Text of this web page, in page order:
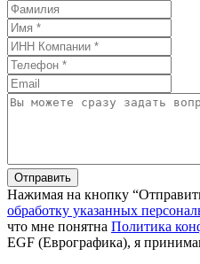
Отправить
Нажимая на кнопку
обработку указанных
что мне понятна Политика
EGF (Еврографика), я